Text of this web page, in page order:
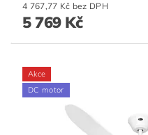
4 767,77 Kč bez DPH
5 769 Kč
Akce
DC motor